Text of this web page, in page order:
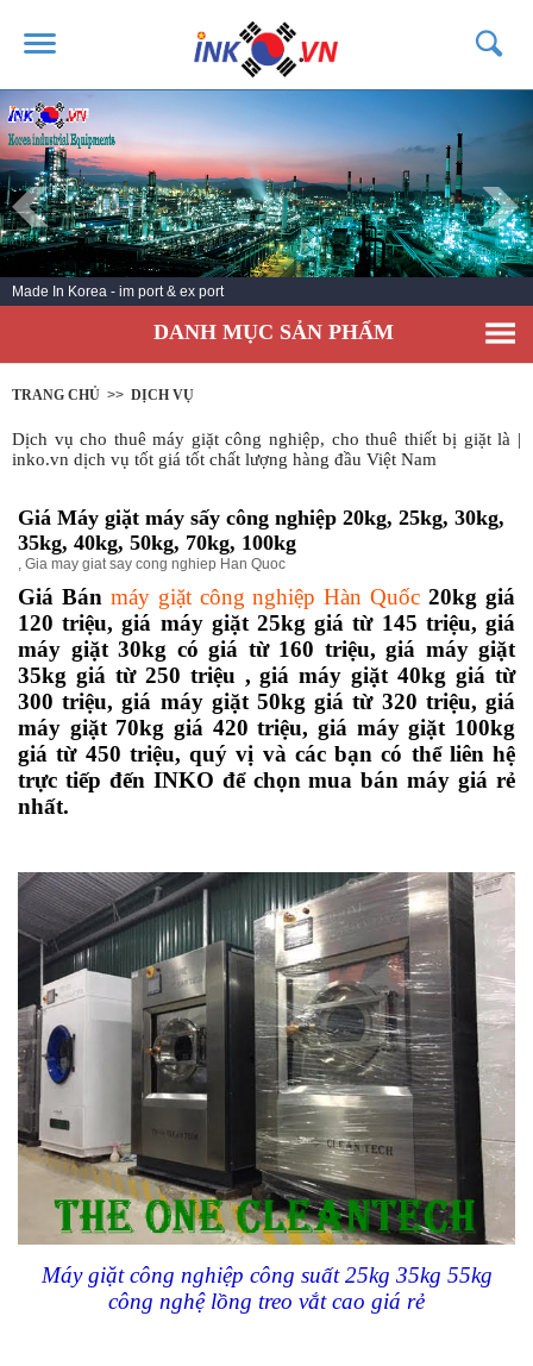
TRANG CHỦ
GIỚI THIỆU
SẢN PHẨM
DỊCH VỤ
TIN TỨC
KHÁCH HÀNG
Made In Korea - im port & ex port
DANH MỤC SẢN PHẨM
TRANG CHỦ >> DỊCH VỤ
Dịch vụ cho thuê máy giặt công nghiệp, cho thuê thiết bị giặt là |
inko.vn dịch vụ tốt giá tốt chất lượng hàng đầu Việt Nam
Giá Máy giặt máy sấy công nghiệp 20kg, 25kg, 30kg,
35kg, 40kg, 50kg, 70kg, 100kg
Gia may giat say cong nghiep Han Quoc
Giá Bán máy giặt công nghiệp Hàn Quốc 20kg giá
120 triệu, giá máy giặt 25kg giá từ 145 triệu, giá
máy giặt 30kg có giá từ 160 triệu, giá máy giặt
35kg giá từ 250 triệu , giá máy giặt 40kg giá từ
300 triệu, giá máy giặt 50kg giá từ 320 triệu, giá
máy giặt 70kg giá 420 triệu, giá máy giặt 100kg
giá từ 450 triệu, quý vị và các bạn có thể liên hệ
trực tiếp đến INKO để chọn mua bán máy giá rẻ
nhất.
Máy giặt công nghiệp công suất 25kg 35kg 55kg
công nghệ lồng treo vắt cao giá rẻ